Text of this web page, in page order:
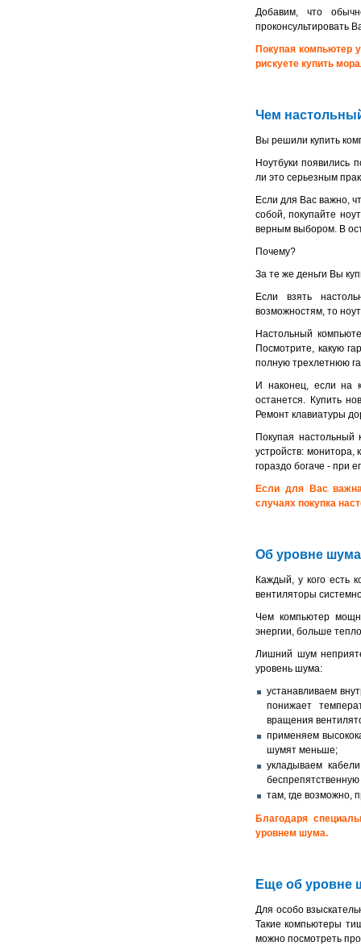
Добавим, что
проконсультировать
Покупая компьютер
рискуете купить
Чем
Вы решили купить
Ноутбуки появились
ли это серьезным
Если для Вас важно,
собой, покупайте
верным выбором. В
Почему?
За те же деньги Вы
Если взять
возможностям, то
Настольный
Посмотрите, какую
полную трехлетнюю
И наконец, если на
останется. Купить
Ремонт клавиатуры
Покупая
устройств: монитора,
гораздо богаче - при
Если для Вас
случаях покупка
Об уровне
Каждый, у кого есть
вентиляторы
Чем компьютер
энергии, больше
Лишний шум
уровень шума:
устанавливаем
понижает
вращения
применяем
шумят меньше;
укладываем
там, где возможно,
Благодаря
уровнем шума.
Еще об уровне
Для особо
Такие компьютеры
можно посмотреть